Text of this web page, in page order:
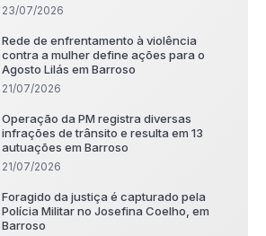
23/07/2026
Rede de enfrentamento à violência
contra a mulher define ações para o
Agosto Lilás em Barroso
21/07/2026
Operação da PM registra diversas
infrações de trânsito e resulta em 13
autuações em Barroso
21/07/2026
Foragido da justiça é capturado pela
Polícia Militar no Josefina Coelho, em
Barroso